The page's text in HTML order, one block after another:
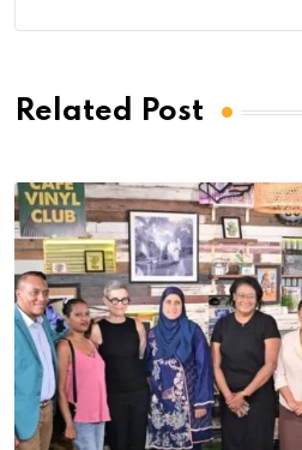
Related Post